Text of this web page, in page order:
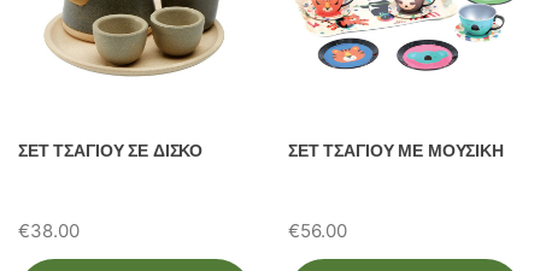
ΣΕΤ ΤΣΑΓΙΟΥ ΣΕ ΔΙΣΚΟ
€38.00
ΣΕΤ ΤΣΑΓΙΟΥ ΜΕ ΜΟΥΣΙΚΗ
€56.00